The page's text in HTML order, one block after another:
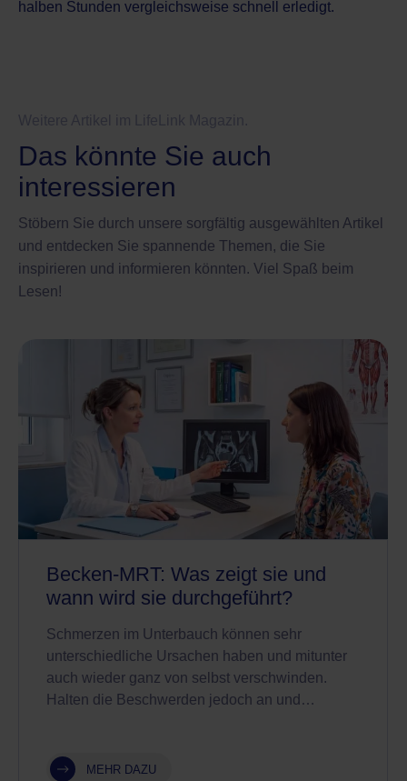
halben Stunden vergleichsweise schnell erledigt.
Das könnte Sie auch
interessieren
Stöbern Sie durch unsere sorgfältig ausgewählten Artikel
und entdecken Sie spannende Themen, die Sie
inspirieren und informieren könnten. Viel Spaß beim
Lesen!
Becken-MRT: Was zeigt sie und
wann wird sie durchgeführt?
Schmerzen im Unterbauch können sehr
unterschiedliche Ursachen haben und mitunter
auch wieder ganz von selbst verschwinden.
Halten die Beschwerden jedoch an und…
MEHR DAZU